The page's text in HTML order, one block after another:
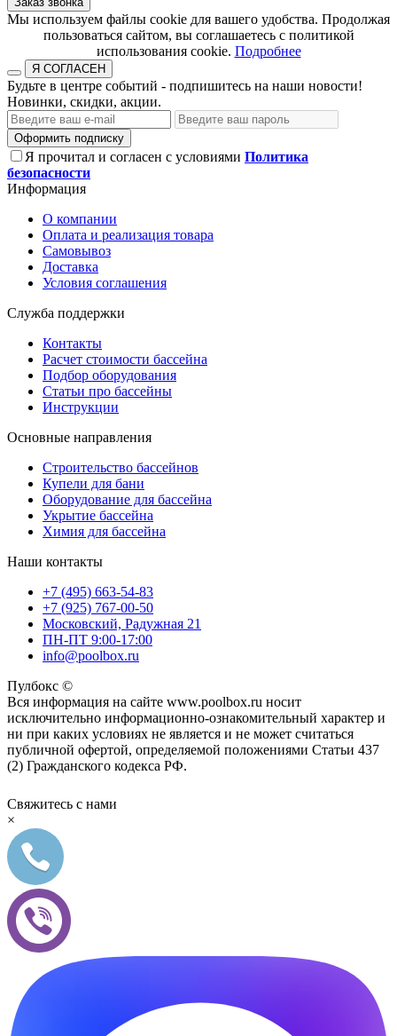
​​​​​​​Мы используем файлы cookie для вашего удобства. Продолжая
пользоваться сайтом, вы соглашаетесь с политикой
использования cookie.​​​​​​​ Подробнее
Я СОГЛАСЕН
Будьте в центре событий - подпишитесь на наши новости!
Новинки, скидки, акции.
Оформить подписку
Я прочитал и согласен с условиями Политика
безопасности
Информация
О компании
Оплата и реализация товара
Самовывоз
Доставка
Условия соглашения
Служба поддержки
Контакты
Расчет стоимости бассейна
Подбор оборудования
Статьи про бассейны
Инструкции
Основные направления
Строительство бассейнов
Купели для бани
Оборудование для бассейна
Укрытие бассейна
Химия для бассейна
Наши контакты
+7 (495) 663-54-83
+7 (925) 767-00-50
Московский, Радужная 21
ПН-ПТ 9:00-17:00
info@poolbox.ru
Пулбокс ©
Вся информация на сайте www.poolbox.ru носит
исключительно информационно-ознакомительный характер и
ни при каких условиях не является и не может считаться
публичной офертой, определяемой положениями Статьи 437
(2) Гражданского кодекса РФ.
Свяжитесь с нами
×